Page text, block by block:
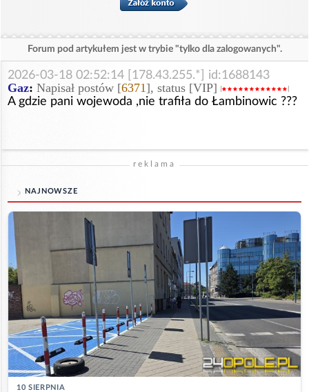
Forum pod artykułem jest w trybie "tylko dla zalogowanych".
2026-03-18 02:52:14 [178.43.255.*] id:1688143
Gaz: Napisał postów [6371], status [VIP]
A gdzie pani wojewoda ,nie trafiła do Łambinowic ???
reklama
NAJNOWSZE
10 SIERPNIA